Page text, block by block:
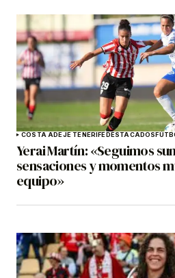
COSTA ADEJE TENERIFEDESTACADOS
Yerai Martín: «Seguimos
sensaciones y momentos
equipo»